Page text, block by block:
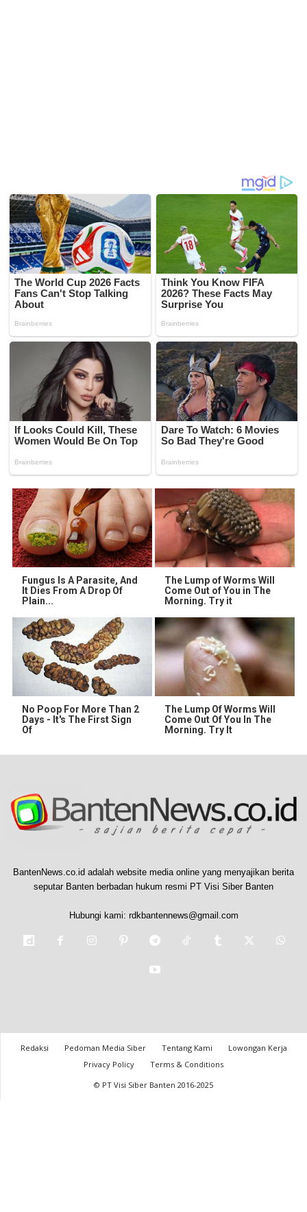
Fungus Is A Parasite, And
It Dies From A Drop Of
Plain...
The Lump of Worms Will
Come Out of You in The
Morning. Try it
No Poop For More Than 2
Days - It's The First Sign
Of
The Lump Of Worms Will
Come Out Of You In The
Morning. Try It
BantenNews.co.id adalah website media online yang menyajikan berita
seputar Banten berbadan hukum resmi PT Visi Siber Banten
Hubungi kami: rdkbantennews@gmail.com
Redaksi Pedoman Media Siber Tentang Kami
Lowongan Kerja
Privacy Policy
Terms & Conditions
© PT Visi Siber Banten 2016-2025